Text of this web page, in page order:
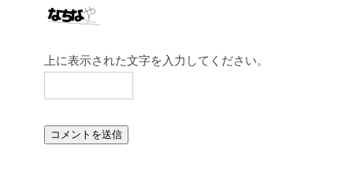
上に表示された文字を入力してください。